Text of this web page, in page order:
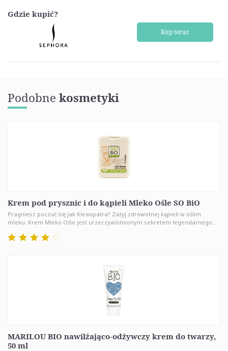
Gdzie kupić?
Kup teraz
Podobne kosmetyki
Krem pod prysznic i do kąpieli Mleko Ośle SO BiO
Pragniesz poczuć się jak Kleaopatra? Zażyj zdrowotnej kąpieli w oślim
mleku. Krem Mleko Ośle jest urzeczywistnionym sekretem legendarnego...
MARILOU BIO nawilżająco-odżywczy krem do twarzy,
50 ml